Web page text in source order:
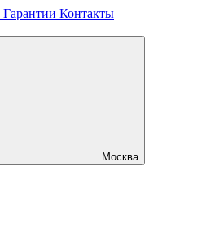
Гарантии Контакты
Москва